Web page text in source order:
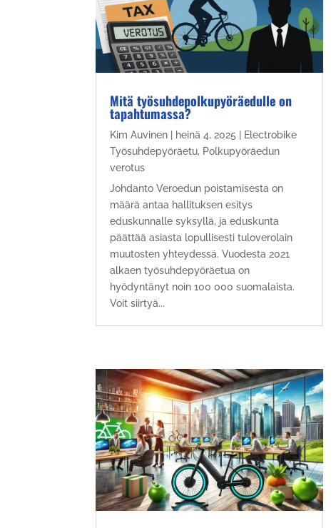
Mitä työsuhdepolkupyöräedulle on
tapahtumassa?
Kim Auvinen heinä 4, 2025
Electrobike
Työsuhdepyöräetu, Polkupyöräedun
verotus
Johdanto Veroedun poistamisesta on
määrä antaa hallituksen esitys
eduskunnalle syksyllä, ja eduskunta
päättää asiasta lopullisesti tuloverolain
muutosten yhteydessä. Vuodesta 2021
alkaen työsuhdepyöräetua on
hyödyntänyt noin 100 000 suomalaista.
Voit siirtyä...